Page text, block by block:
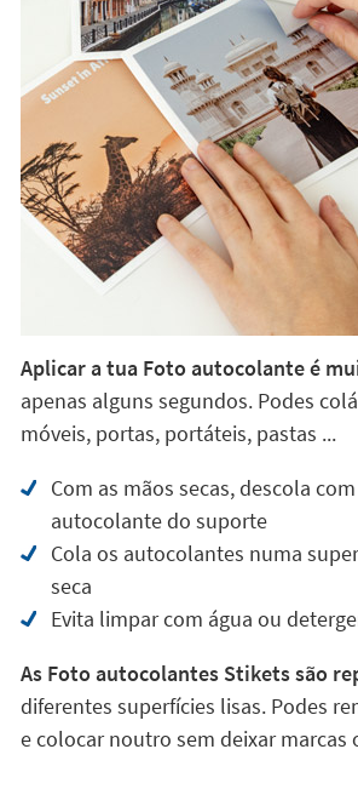
Aplicar a tua Foto autocolante é
apenas alguns segundos. Podes
móveis, portas, portáteis, pastas ...
Com as mãos secas, descola
autocolante do suporte
Cola os autocolantes numa